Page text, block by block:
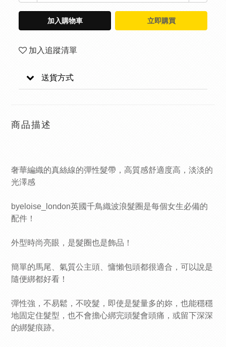
加入購物車 立即購買
加入追蹤清單
送貨方式
商品描述
奢華編織的真絲線的彈性髮帶，高質感舒適度高，淡淡的
光澤感
byeloise_london英國千鳥織波浪髮圈是每個女生必備的
配件！
外型時尚亮眼，是髮圈也是飾品！
簡單的馬尾、氣質公主頭、慵懶包頭都很適合，可以說是
隨便綁都好看！
彈性強，不易鬆，不咬髮，即使是髮量多的妳，也能穩穩
地固定住髮型，也不會擔心綁完頭髮會頭痛，或留下深深
的綁髮痕跡。